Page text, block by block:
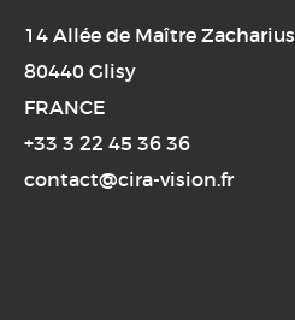
14 Allée de Maître Zacharius
80440 Glisy
FRANCE
+33 3 22 45 36 36
contact@cira-vision.fr